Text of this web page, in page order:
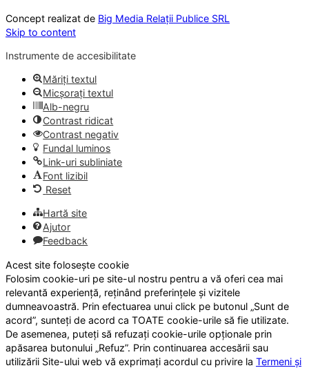
Concept realizat de Big Media Relații Publice SRL
Skip to content
Instrumente de accesibilitate
Măriți textul
Micșorați textul
Alb-negru
Contrast ridicat
Contrast negativ
Fundal luminos
Link-uri subliniate
Font lizibil
Reset
Hartă site
Ajutor
Feedback
Acest site folosește cookie
Folosim cookie-uri pe site-ul nostru pentru a vă oferi cea mai
relevantă experiență, reținând preferințele și vizitele
dumneavoastră. Prin efectuarea unui click pe butonul „Sunt de
acord”, sunteți de acord ca TOATE cookie-urile să fie utilizate.
De asemenea, puteți să refuzați cookie-urile opționale prin
apăsarea butonului „Refuz”. Prin continuarea accesării sau
utilizării Site-ului web vă exprimați acordul cu privire la Termeni și